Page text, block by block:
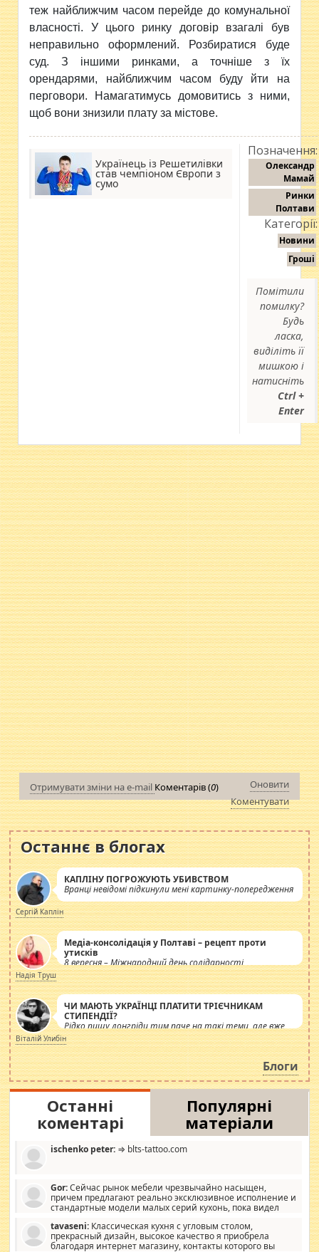
теж найближчим часом перейде до комунальної
власності. У цього ринку договір взагалі був
неправильно оформлений. Розбиратися буде
суд. З іншими ринками, а точніше з їх
орендарями, найближчим часом буду йти на
перговори. Намагатимусь домовитись з ними,
щоб вони знизили плату за містове.
Українець із Решетилівки
став чемпіоном Європи з
сумо
Позначення:
Олександр
Мамай
Ринки
Полтави
Категорії:
Новини
Гроші
Помітили
помилку?
Будь
ласка,
виділіть її
мишкою і
натисніть
Ctrl +
Enter
Отримувати зміни на e-mail Коментарів (0)
Оновити
Коментувати
Останнє в блогах
КАПЛІНУ ПОГРОЖУЮТЬ УБИВСТВОМ
Вранці невідомі підкинули мені картинку-попередження
Сергій Каплін
Медіа-консолідація у Полтаві – рецепт проти
утисків
8 вересня – Міжнародний день солідарності
журналістів.
Надія Труш
ЧИ МАЮТЬ УКРАЇНЦІ ПЛАТИТИ ТРІЄЧНИКАМ
СТИПЕНДІЇ?
Рідко пишу лонгріди тим паче на такі теми, але вже
просто дістало! Обурюють сьогоднішні інсенуації
навколо стипендіального питання. Штучно
роздувається ще одна соціальна катастрофа.
Віталій Улибін
Блоги
Останні
коментарі
Популярні
матеріали
ischenko peter: ⇒ blts-tattoo.com
Gor:Сейчас рынок мебели чрезвычайно насыщен,
причем предлагают реально эксклюзивное исполнение и
стандартные модели малых серий кухонь, пока видел
стандартные формы, в MebelOk, креативненько и что главное -
со вкусом все в порядке, без ненужных наворотов удорожающих
мебель, а это не последний фактор.
tavaseni: Классическая кухня с угловым столом,
прекрасный дизайн, высокое качество я приобрела
благодаря интернет магазину, контакты которого вы